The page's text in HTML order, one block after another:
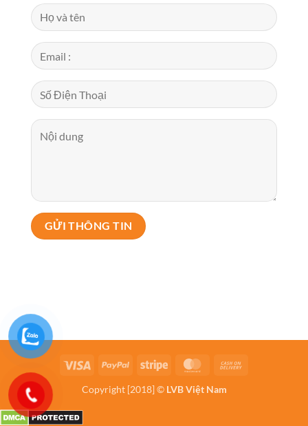
Visa PayPal Stripe MasterCard
Copyright [2018] © LVB Việt Nam